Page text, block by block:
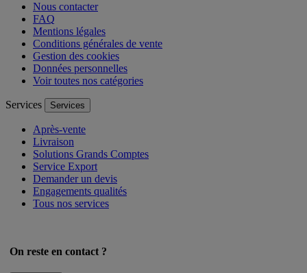
Nous contacter
FAQ
Mentions légales
Conditions générales de vente
Gestion des cookies
Données personnelles
Voir toutes nos catégories
Services Services
Après-vente
Livraison
Solutions Grands Comptes
Service Export
Demander un devis
Engagements qualités
Tous nos services
On reste en contact ?